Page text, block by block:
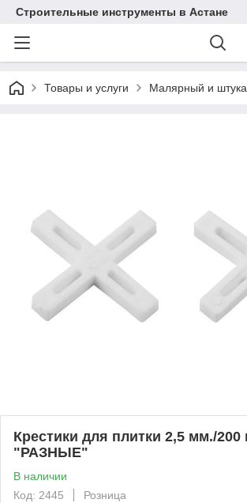
Строительные инструменты в Астане
Товары и услуги Малярный и
Крестики для плитки 2,5 мм./200
"РАЗНЫЕ"
В наличии
Код: 2445
Розница